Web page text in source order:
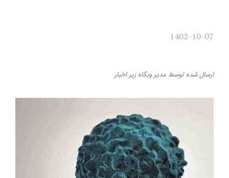
1402-10-07
ارسال شدهتوسط مدیر وبگاه زیراخبار